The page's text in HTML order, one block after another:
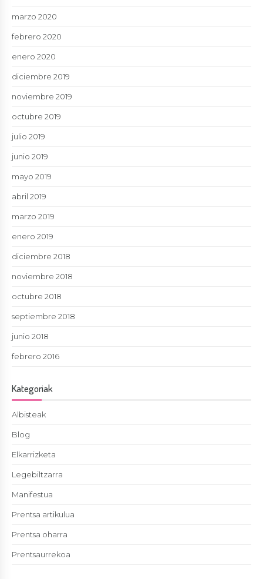
marzo 2020
febrero 2020
enero 2020
diciembre 2019
noviembre 2019
octubre 2019
julio 2019
junio 2019
mayo 2019
abril 2019
marzo 2019
enero 2019
diciembre 2018
noviembre 2018
octubre 2018
septiembre 2018
junio 2018
febrero 2016
Kategoriak
Albisteak
Blog
Elkarrizketa
Legebiltzarra
Manifestua
Prentsa artikulua
Prentsa oharra
Prentsaurrekoa